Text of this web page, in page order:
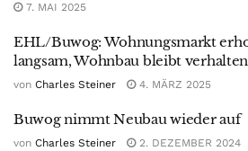
7. MAI 2025
EHL/Buwog: Wohnungsmarkt
langsam, Wohnbau bleibt verhalten
von Charles Steiner 4. MÄRZ 2025
Buwog nimmt Neubau wieder auf
von Charles Steiner 2. DEZEMBER 2024